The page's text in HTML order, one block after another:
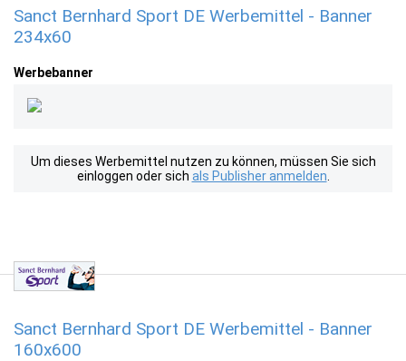
Sanct Bernhard Sport DE Werbemittel - Banner
234x60
Werbebanner
Um dieses Werbemittel nutzen zu können, müssen Sie sich
einloggen oder sich als Publisher anmelden
Sanct Bernhard Sport DE Werbemittel - Banner
160x600